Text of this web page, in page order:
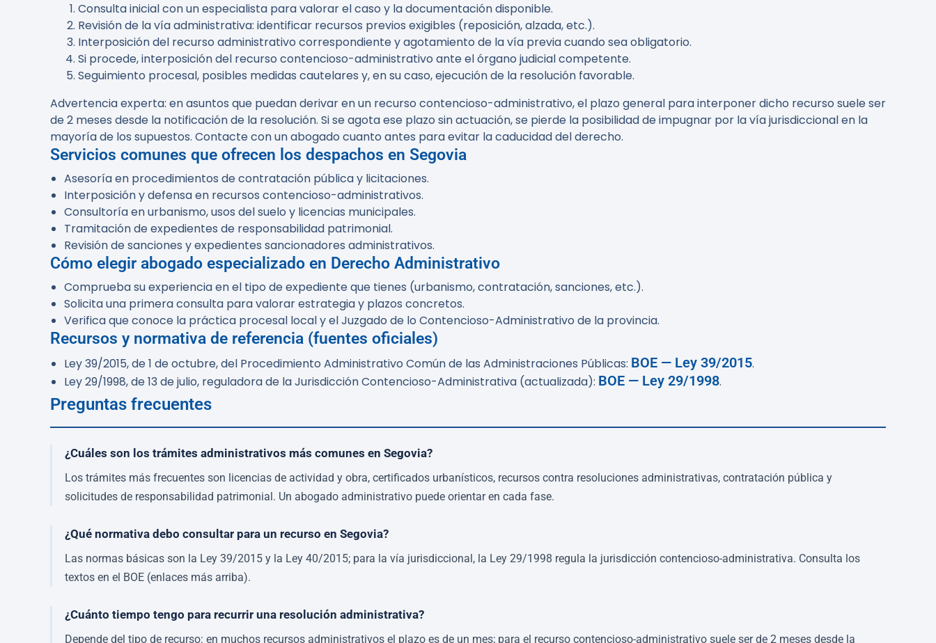
Consulta inicial con un especialista para valorar el caso y la documentación disponible.
Revisión de la vía administrativa: identificar recursos previos exigibles (reposición, alzada, etc.).
Interposición del recurso administrativo correspondiente y agotamiento de la vía previa cuando sea obligatorio.
Si procede, interposición del recurso contencioso-administrativo ante el órgano judicial competente.
Seguimiento procesal, posibles medidas cautelares y, en su caso, ejecución de la resolución favorable.
Advertencia experta: en asuntos que puedan derivar en un recurso contencioso-administrativo, el plazo general para interponer dicho recurso suele ser
de 2 meses desde la notificación de la resolución. Si se agota ese plazo sin actuación, se pierde la posibilidad de impugnar por la vía jurisdiccional en la
mayoría de los supuestos. Contacte con un abogado cuanto antes para evitar la caducidad del derecho.
Servicios comunes que ofrecen los despachos en Segovia
Asesoría en procedimientos de contratación pública y licitaciones.
Interposición y defensa en recursos contencioso-administrativos.
Consultoría en urbanismo, usos del suelo y licencias municipales.
Tramitación de expedientes de responsabilidad patrimonial.
Revisión de sanciones y expedientes sancionadores administrativos.
Cómo elegir abogado especializado en Derecho Administrativo
Comprueba su experiencia en el tipo de expediente que tienes (urbanismo, contratación, sanciones, etc.).
Solicita una primera consulta para valorar estrategia y plazos concretos.
Verifica que conoce la práctica procesal local y el Juzgado de lo Contencioso-Administrativo de la provincia.
Recursos y normativa de referencia (fuentes oficiales)
Ley 39/2015, de 1 de octubre, del Procedimiento Administrativo Común de las Administraciones Públicas: BOE — Ley 39/2015.
Ley 29/1998, de 13 de julio, reguladora de la Jurisdicción Contencioso-Administrativa (actualizada): BOE — Ley 29/1998.
Preguntas frecuentes
¿Cuáles son los trámites administrativos más comunes en Segovia?
Los trámites más frecuentes son licencias de actividad y obra, certificados urbanísticos, recursos contra resoluciones administrativas, contratación pública y
solicitudes de responsabilidad patrimonial. Un abogado administrativo puede orientar en cada fase.
¿Qué normativa debo consultar para un recurso en Segovia?
Las normas básicas son la Ley 39/2015 y la Ley 40/2015; para la vía jurisdiccional, la Ley 29/1998 regula la jurisdicción contencioso-administrativa. Consulta los
textos en el BOE (enlaces más arriba).
¿Cuánto tiempo tengo para recurrir una resolución administrativa?
Depende del tipo de recurso: en muchos recursos administrativos el plazo es de un mes; para el recurso contencioso-administrativo suele ser de 2 meses desde la